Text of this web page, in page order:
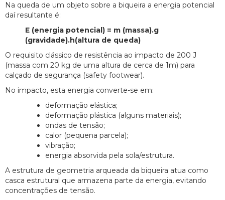
Na queda de um objeto sobre a biqueira a energia potencial
daí resultante é:
E (energia potencial) = m (massa).g
(gravidade).h(altura de queda)
O requisito clássico de resistência ao impacto de 200 J
(massa com 20 kg de uma altura de cerca de 1m) para
calçado de segurança (safety footwear).
No impacto, esta energia converte-se em:
deformação elástica;
deformação plástica (alguns materiais);
ondas de tensão;
calor (pequena parcela);
vibração;
energia absorvida pela sola/estrutura.
A estrutura de geometria arqueada da biqueira atua como
casca estrutural que armazena parte da energia, evitando
concentrações de tensão.